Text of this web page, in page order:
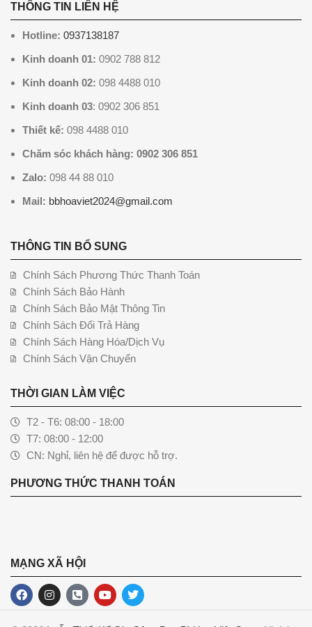
THÔNG TIN LIÊN HỆ
Hotline: 0937138187
Kinh doanh 01: 0902 788 812
Kinh doanh 02: 098 4488 010
Kinh doanh 03: 0902 306 851
Thiết kế: 098 4488 010
Chăm sóc khách hàng: 0902 306 851
Zalo: 098 44 88 010
Mail: bbhoaviet2024@gmail.com
THÔNG TIN BỔ SUNG
Chính Sách Phương Thức Thanh Toán
Chính Sách Bảo Hành
Chính Sách Bảo Mật Thông Tin
Chính Sách Đổi Trả Hàng
Chính Sách Hàng Hóa/Dịch Vụ
Chính Sách Vận Chuyển
THỜI GIAN LÀM VIỆC
T2 - T6: 08:00 - 18:00
T7: 08:00 - 12:00
CN: Nghỉ, liên hệ để được hỗ trợ.
PHƯƠNG THỨC THANH TOÁN
MẠNG XÃ HỘI